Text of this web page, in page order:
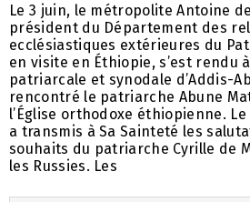
Le 3 juin, le métropolite Antoine
président du Département des
ecclésiastiques extérieures du
en visite en Éthiopie, s’est rendu
patriarcale et synodale d’Addis-
rencontré le patriarche Abune
l’Église orthodoxe éthiopienne.
a transmis à Sa Sainteté les
souhaits du patriarche Cyrille de
les Russies. Les